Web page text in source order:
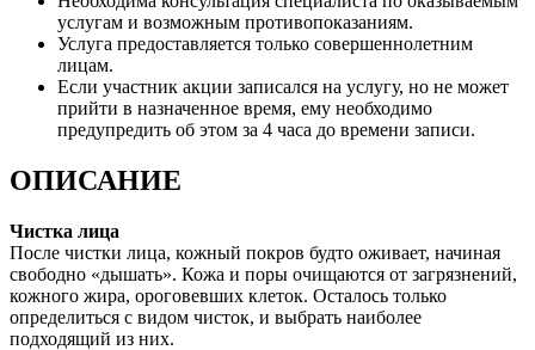
услугам и возможным противопоказаниям.
Услуга предоставляется только совершеннолетним
лицам.
Если участник акции записался на услугу, но не может
прийти в назначенное время, ему необходимо
предупредить об этом за 4 часа до времени записи.
ОПИСАНИЕ
Чистка лица
После чистки лица, кожный покров будто оживает, начиная
свободно «дышать». Кожа и поры очищаются от загрязнений,
кожного жира, ороговевших клеток. Осталось только
определиться с видом чисток, и выбрать наиболее
подходящий из них.